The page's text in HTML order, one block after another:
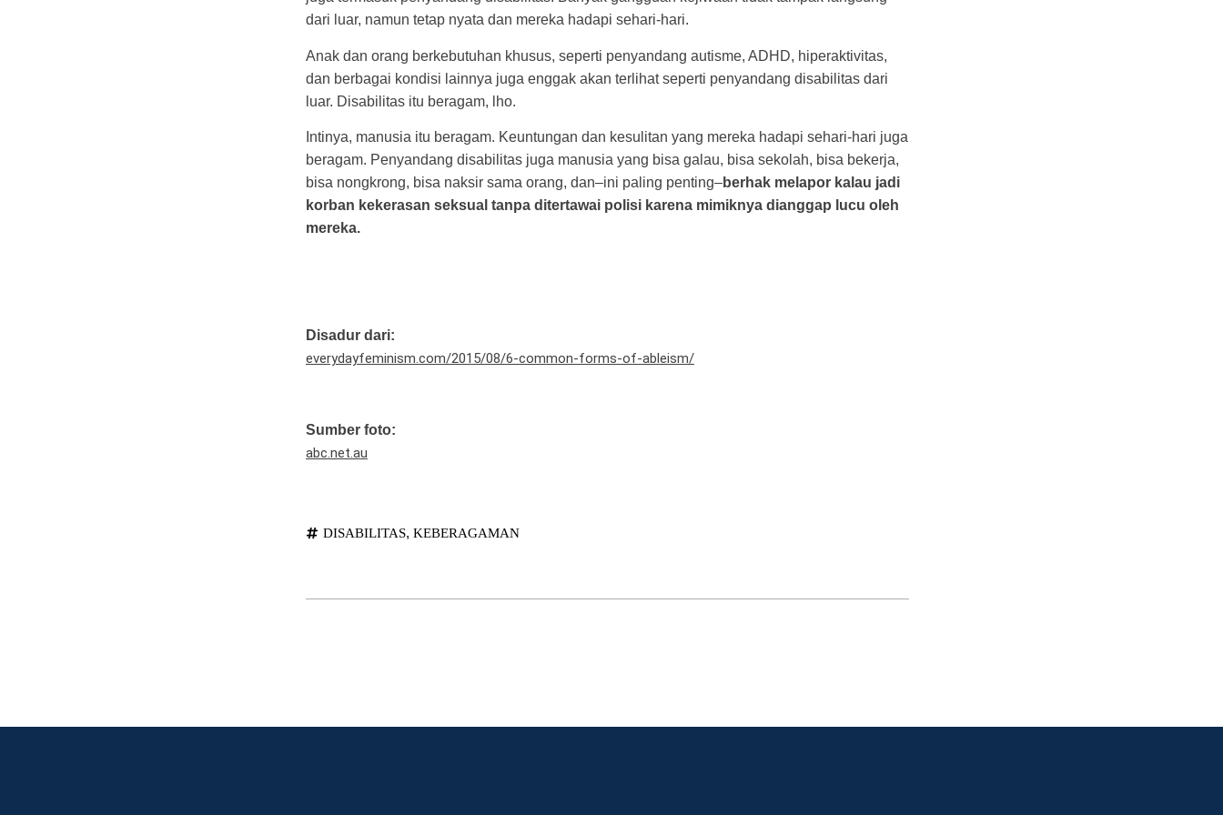
dari luar, namun tetap nyata dan mereka hadapi sehari-hari.
Anak dan orang berkebutuhan khusus, seperti penyandang autisme, ADHD, hiperaktivitas,
dan berbagai kondisi lainnya juga enggak akan terlihat seperti penyandang disabilitas dari
luar. Disabilitas itu beragam, lho.
Intinya, manusia itu beragam. Keuntungan dan kesulitan yang mereka hadapi sehari-hari juga
beragam. Penyandang disabilitas juga manusia yang bisa galau, bisa sekolah, bisa bekerja,
bisa nongkrong, bisa naksir sama orang, dan–ini paling penting–berhak melapor kalau jadi
korban kekerasan seksual tanpa ditertawai polisi karena mimiknya dianggap lucu oleh
mereka.
Disadur dari:
everydayfeminism.com/2015/08/6-common-forms-of-ableism/
Sumber foto:
abc.net.au
DISABILITAS, KEBERAGAMAN